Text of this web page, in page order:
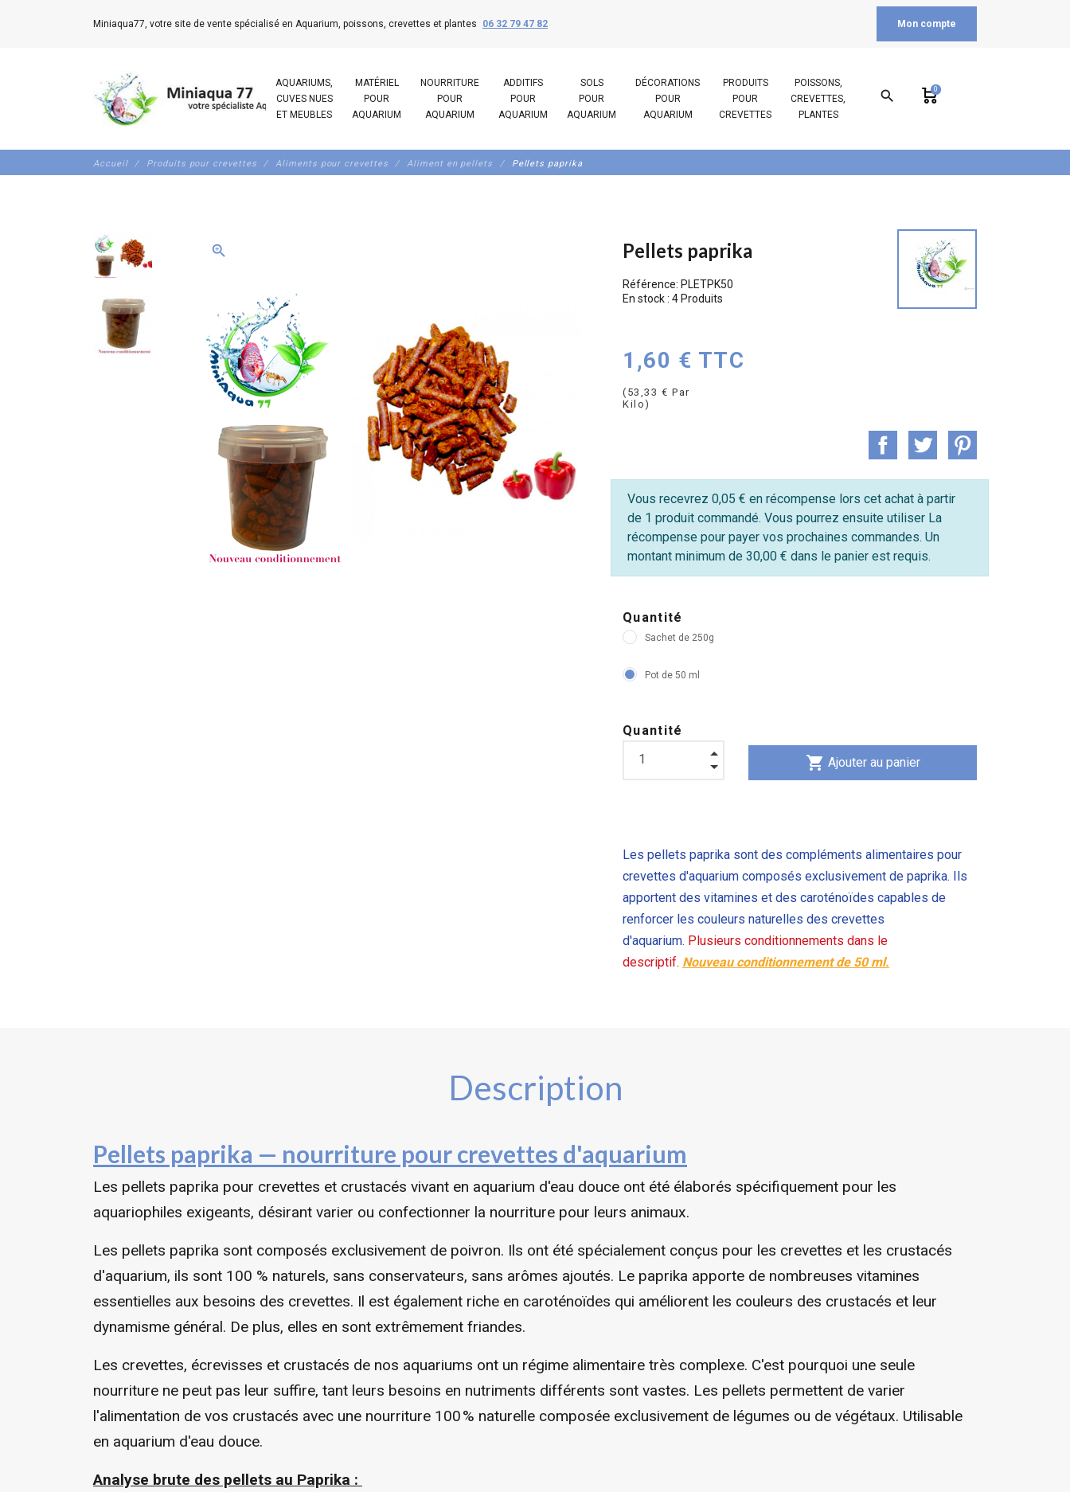
Miniaqua77, votre site de vente spécialisé en Aquarium, poissons, crevettes et plantes 06 32 79 47 82 Mon compte
AQUARIUMS,
CUVES NUES
ET MEUBLES
MATÉRIEL
POUR
AQUARIUM
NOURRITURE
POUR
AQUARIUM
ADDITIFS
POUR
AQUARIUM
SOLS
POUR
AQUARIUM
DÉCORATIONS
POUR
AQUARIUM
PRODUITS
POUR
CREVETTES
POISSONS,
CREVETTES,
PLANTES
search 0
Accueil Produits pour crevettes Aliments pour crevettes Aliment en pellets Pellets paprika
zoom_in Pellets paprika
Référence: PLETPK50
En stock : 4 Produits
1,60 € TTC
(53,33 € Par
Kilo)
Vous recevrez 0,05 € en récompense lors cet achat à partir
de 1 produit commandé. Vous pourrez ensuite utiliser La
récompense pour payer vos prochaines commandes. Un
montant minimum de 30,00 € dans le panier est requis.
Quantité
Sachet de 250g
Pot de 50 ml
Quantité
shopping_cart Ajouter au panier
Les pellets paprika sont des compléments alimentaires pour
crevettes d'aquarium composés exclusivement de paprika. Ils
apportent des vitamines et des caroténoïdes capables de
renforcer les couleurs naturelles des crevettes
d'aquarium. Plusieurs conditionnements dans le
descriptif. Nouveau conditionnement de 50 ml.
Description
Pellets paprika — nourriture pour crevettes d'aquarium
Les pellets paprika pour crevettes et crustacés vivant en aquarium d'eau douce ont été élaborés spécifiquement pour les
aquariophiles exigeants, désirant varier ou confectionner la nourriture pour leurs animaux.
Les pellets paprika sont composés exclusivement de poivron. Ils ont été spécialement conçus pour les crevettes et les crustacés
d'aquarium, ils sont 100 % naturels, sans conservateurs, sans arômes ajoutés. Le paprika apporte de nombreuses vitamines
essentielles aux besoins des crevettes. Il est également riche en caroténoïdes qui améliorent les couleurs des crustacés et leur
dynamisme général. De plus, elles en sont extrêmement friandes.
Les crevettes, écrevisses et crustacés de nos aquariums ont un régime alimentaire très complexe. C'est pourquoi une seule
nourriture ne peut pas leur suffire, tant leurs besoins en nutriments différents sont vastes. Les pellets permettent de varier
l'alimentation de vos crustacés avec une nourriture 100 % naturelle composée exclusivement de légumes ou de végétaux. Utilisable
en aquarium d'eau douce.
Analyse brute des pellets au Paprika :